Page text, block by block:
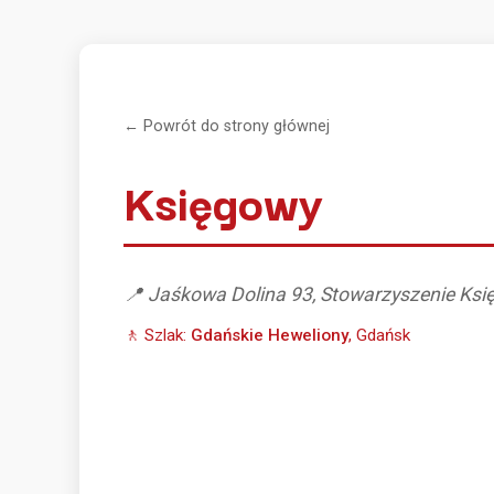
← Powrót do strony głównej
Księgowy
📍 Jaśkowa Dolina 93, Stowarzyszenie
🚶 Szlak: Gdańskie Heweliony, Gdańsk